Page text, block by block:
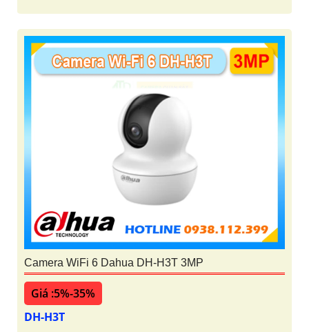
Camera WiFi 6 Dahua DH-H3T 3MP
Giá :5%-35%
DH-H3T